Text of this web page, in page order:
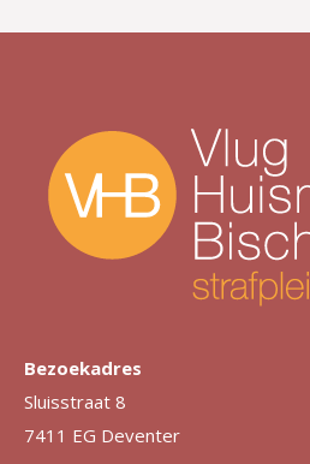
Bezoekadres
Sluisstraat 8
7411 EG Deventer